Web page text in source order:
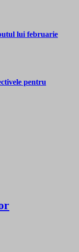
lui februarie
pentru